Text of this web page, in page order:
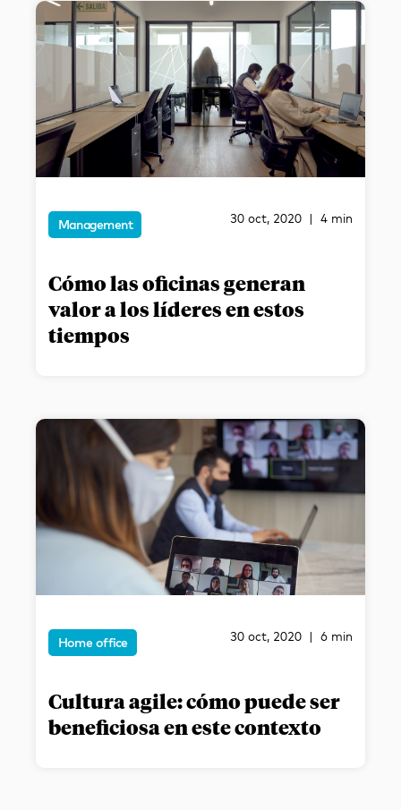
Management 30 oct, 2020 | 4 min
Cómo las oficinas generan
valor a los líderes en estos
tiempos
Home office 30 oct, 2020 | 6 min
Cultura agile: cómo puede ser
beneficiosa en este contexto